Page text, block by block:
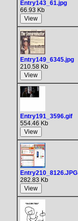
Entry143_61.jpg
66.93 Kb
Entry149_6345.jpg
210.58 Kb
Entry191_3596.gif
554.46 Kb
Entry210_8126.JPG
282.83 Kb